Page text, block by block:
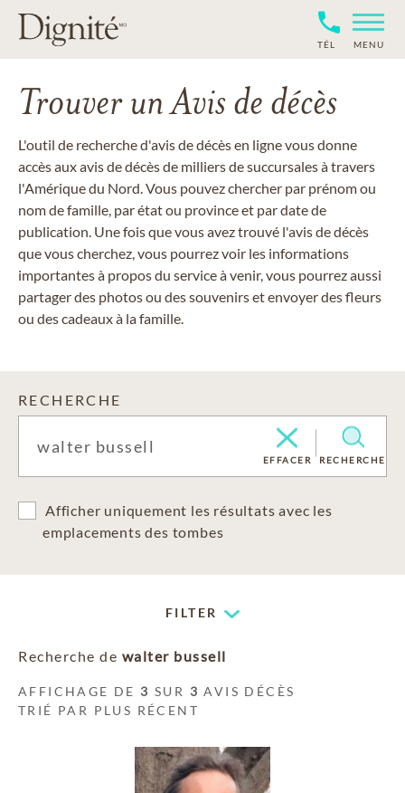
TÉL MENU
Trouver un Avis de décès
L'outil de recherche d'avis de décès en ligne vous donne
accès aux avis de décès de milliers de succursales à travers
l'Amérique du Nord. Vous pouvez chercher par prénom ou
nom de famille, par état ou province et par date de
publication. Une fois que vous avez trouvé l'avis de décès
que vous cherchez, vous pourrez voir les informations
importantes à propos du service à venir, vous pourrez aussi
partager des photos ou des souvenirs et envoyer des fleurs
ou des cadeaux à la famille.
RECHERCHE
EFFACER RECHERCHE
Afficher uniquement les résultats avec les
emplacements des tombes
FILTER
Recherche de walter bussell
AFFICHAGE DE 3 SUR 3 AVIS DÉCÈS
TRIÉ PAR PLUS RÉCENT